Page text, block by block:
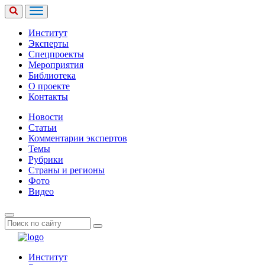
Институт
Эксперты
Спецпроекты
Мероприятия
Библиотека
О проекте
Контакты
Новости
Статьи
Комментарии экспертов
Темы
Рубрики
Страны и регионы
Фото
Видео
Институт